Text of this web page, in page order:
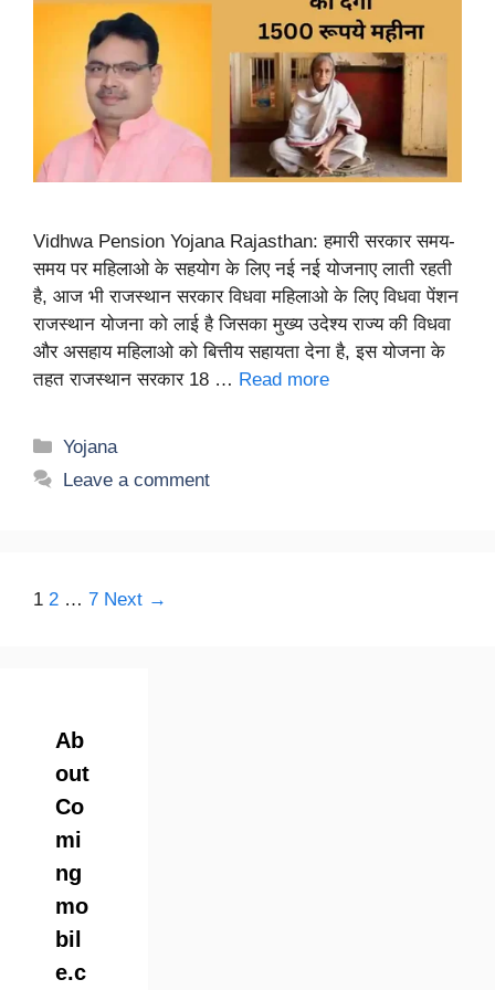
Vidhwa Pension Yojana Rajasthan: हमारी सरकार समय-
समय पर महिलाओ के सहयोग के लिए नई नई योजनाए लाती रहती
है, आज भी राजस्थान सरकार विधवा महिलाओ के लिए विधवा पेंशन
राजस्थान योजना को लाई है जिसका मुख्य उदेश्य राज्य की विधवा
और असहाय महिलाओ को बित्तीय सहायता देना है, इस योजना के
तहत राजस्थान सरकार 18 … Read more
Categories
Yojana
Leave a comment
Page
1 Page
2 … Page
7 Next →
Ab
out
Co
mi
ng
mo
bil
e.c